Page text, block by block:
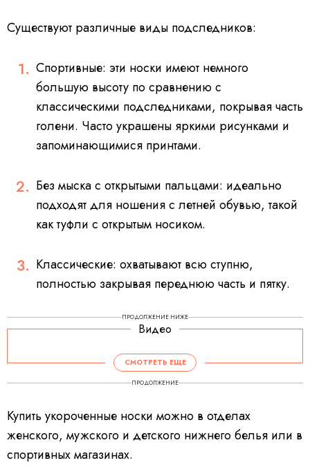
Существуют различные виды подследников:
Спортивные: эти носки имеют немного
большую высоту по сравнению с
классическими подследниками, покрывая часть
голени. Часто украшены яркими рисунками и
запоминающимися принтами.
Без мыска с открытыми пальцами: идеально
подходят для ношения с летней обувью, такой
как туфли с открытым носиком.
Классические: охватывают всю ступню,
полностью закрывая переднюю часть и пятку.
ПРОДОЛЖЕНИЕ НИЖЕ
Видео
СМОТРЕТЬ ЕЩЕ
ПРОДОЛЖЕНИЕ
Купить укороченные носки можно в отделах
женского, мужского и детского нижнего белья или в
спортивных магазинах.